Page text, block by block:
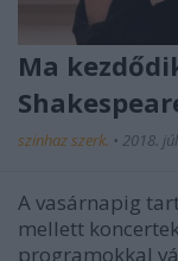
Ma
szinhaz szerk. • 2018.
A vasárnapig
mellett
programokkal